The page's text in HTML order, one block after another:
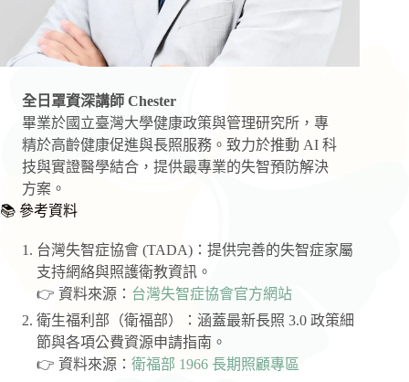
全日罩資深講師 Chester
畢業於國立臺灣大學健康政策與管理研究所，專
精於高齡健康促進與長照服務。致力於推動 AI 科
技與實證醫學結合，提供最專業的失智預防解決
方案。
📚 參考資料
台灣失智症協會 (TADA)：提供完善的失智症家屬
支持網絡與照護衛教資訊。
👉 資料來源： 台灣失智症協會官方網站
衛生福利部（衛福部）：涵蓋最新長照 3.0 政策細
節與各項公費資源申請指南。
👉 資料來源： 衛福部 1966 長期照顧專區